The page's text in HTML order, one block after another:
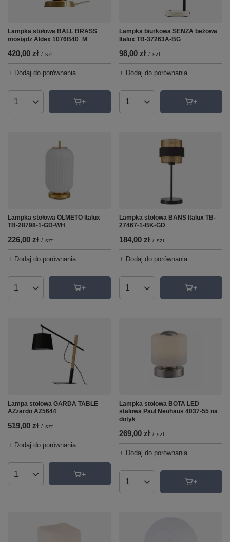
Lampka stołowa BALL BRASS
mosiądz Aldex 1076B40_M
420,00 zł / szt.
+ Dodaj do porównania
Ilość produktów
Lampka biurkowa SENZA beżowa
Italux TB-37263A-BG
98,00 zł / szt.
+ Dodaj do porównania
Ilość produktów
Lampka stołowa OLMETO Italux
TB-28798-1-GD-WH
226,00 zł / szt.
+ Dodaj do porównania
Ilość produktów
Lampka stołowa BANS Italux TB-
27467-1-BK-GD
184,00 zł / szt.
+ Dodaj do porównania
Ilość produktów
Lampa stołowa GARDA TABLE
AZzardo AZ5644
519,00 zł / szt.
+ Dodaj do porównania
Ilość produktów
Lampka stołowa BOTA LED
stalowa Paul Neuhaus 4037-55 na
dotyk
269,00 zł / szt.
+ Dodaj do porównania
Ilość produktów